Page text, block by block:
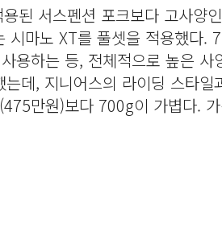
된 서스펜션 포크보다 고사양
시마노 XT를 풀셋을 적용했다.
용하는 등, 전체적으로 높은
데, 지니어스의 라이딩 스타
만원)보다 700g이 가볍다.